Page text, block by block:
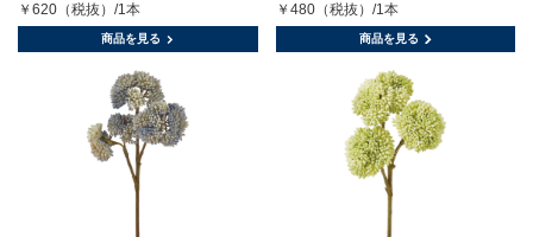
￥620（税抜）/1本
商品を見る
￥480（税抜）/1本
商品を見る